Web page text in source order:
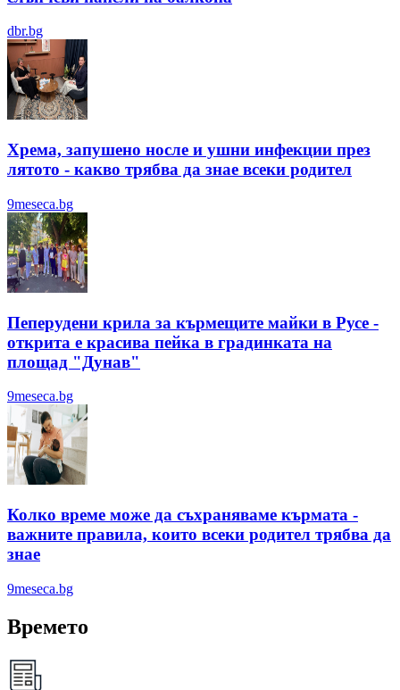
dbr.bg
Хрема, запушено носле и ушни инфекции през
лятотo - какво трябва да знае всеки родител
9meseca.bg
Пеперудени крила за кърмещите майки в Русе -
открита е красива пейка в градинката на
площад "Дунав"
9meseca.bg
Колко време може да съхраняваме кърмата -
важните правила, които всеки родител трябва да
знае
9meseca.bg
Времето